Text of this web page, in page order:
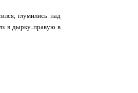
глумились над
в дырку..правую в